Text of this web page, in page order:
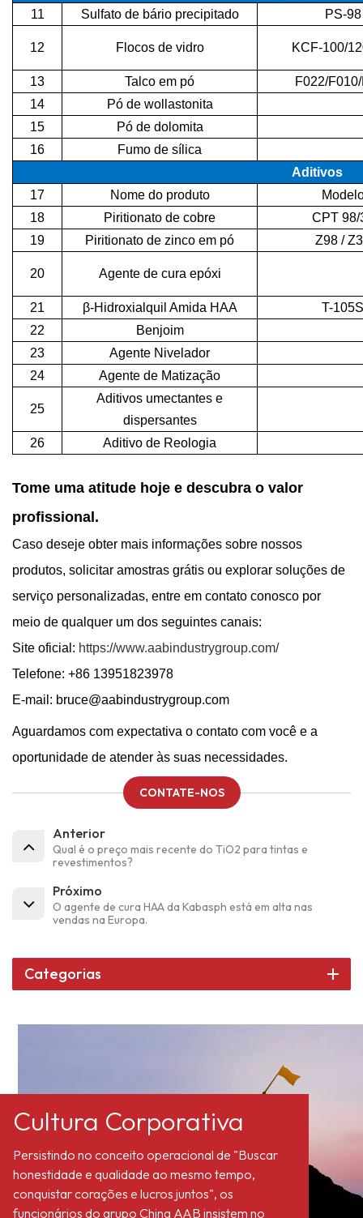
11
Sulfato de bário precipitado PS-98
12 Flocos de vidro KCF-100/
13 Talco em pó
F022/
14
Pó de wollastonita
15
Pó de dolomita
16
Fumo de sílica
Aditivos
17
Nome do produto
18
Piritionato de cobre
CPT 98/
19
Piritionato de zinco em pó Z98 /
20 Agente de cura epóxi
21 β-Hidroxialquil Amida HAA
T-105S
22
Benjoim
23
Agente Nivelador
24
Agente de Matização
25
Aditivos umectantes e
dispersantes
26
Aditivo de Reologia
Tome uma atitude hoje e descubra o valor
profissional.
Caso deseje obter mais informações sobre nossos
produtos, solicitar amostras grátis ou explorar soluções de
serviço personalizadas, entre em contato conosco por
meio de qualquer um dos seguintes canais:
Site oficial: https://www.aabindustrygroup.com/
Telefone: +86 13951823978
E-mail: bruce@aabindustrygroup.com
Aguardamos com expectativa o contato com você e a
oportunidade de atender às suas necessidades.
CONTATE-NOS
Anterior
Qual é o preço mais recente do TiO2 para tintas e
revestimentos?
Próximo
O agente de cura HAA da Kabasph está em alta nas
vendas na Europa.
Categorias
Cultura Corporativa
Persistindo no conceito operacional de "Buscar
honestidade e qualidade ao mesmo tempo,
conquistar corações e lucros juntos", os
funcionários do grupo China AAB insistem no